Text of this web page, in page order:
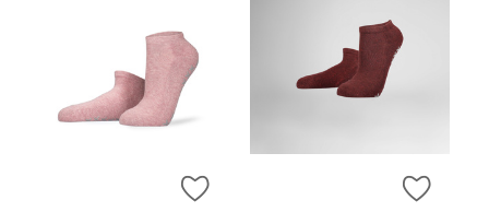
ZUR WUNSCHLISTE HINZUFÜGEN
ZUR